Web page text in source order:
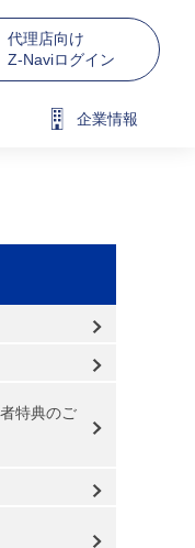
代理店向け
Z-Naviログイン
企業情報
特典のご